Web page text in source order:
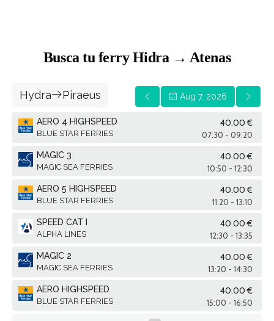
Busca tu ferry Hidra → Atenas